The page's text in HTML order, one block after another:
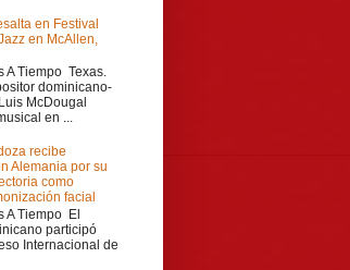
en Festival
en McAllen,
A Tiempo Texas.
dominicano-
McDougal
en ...
recibe
Alemania por su
como
facial
A Tiempo El
participó
Internacional de